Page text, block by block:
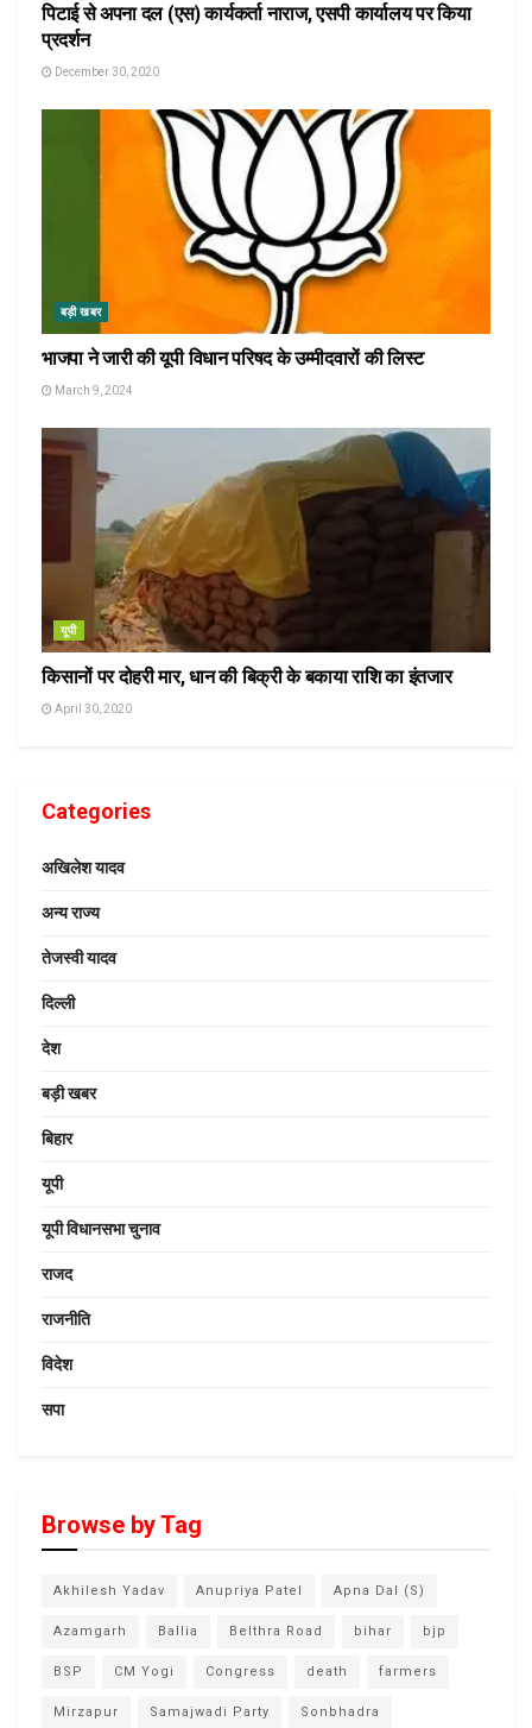
पिटाई से अपना दल (एस) कार्यकर्ता नाराज, एसपी कार्यालय पर किया
प्रदर्शन
December 30, 2020
बड़ी खबर
भाजपा ने जारी की यूपी विधान परिषद के उम्मीदवारों की लिस्ट
March 9, 2024
यूपी
किसानों पर दोहरी मार, धान की बिक्री के बकाया राशि का इंतजार
April 30, 2020
Categories
अखिलेश यादव
अन्य राज्य
तेजस्वी यादव
दिल्ली
देश
बड़ी खबर
बिहार
यूपी
यूपी विधानसभा चुनाव
राजद
राजनीति
विदेश
सपा
Browse by Tag
Akhilesh Yadav Anupriya Patel Apna Dal (S)
Azamgarh Ballia Belthra Road bihar bjp
BSP CM Yogi Congress death farmers
Mirzapur Samajwadi Party Sonbhadra